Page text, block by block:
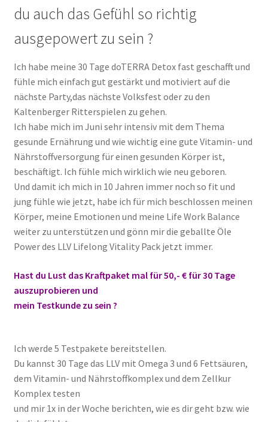
Mein Konto
Probe DUFT Set ätherischer Öle
Shop
Über mich
Versand und Rücksende Konditionen
Warenkorb
Workshops TERMINE
du auch das Gefühl so richtig
ausgepowert zu sein ?
Ich habe meine 30 Tage doTERRA Detox fast geschafft und
fühle mich einfach gut gestärkt und motiviert auf die
nächste Party,das nächste Volksfest oder zu den
Kaltenberger Ritterspielen zu gehen.
Ich habe mich im Juni sehr intensiv mit dem Thema
gesunde Ernährung und wie wichtig eine gute Vitamin- und
Nährstoffversorgung für einen gesunden Körper ist,
beschäftigt. Ich fühle mich wirklich wie neu geboren.
Und damit ich mich in 10 Jahren immer noch so fit und
jung fühle wie jetzt, habe ich für mich beschlossen meinen
Körper, meine Emotionen und meine Life Work Balance
weiter zu unterstützen und gönn mir die geballte Öle
Power des LLV Lifelong Vitality Pack jetzt immer.
Hast du Lust das Kraftpaket mal für 50,- € für 30 Tage
auszuprobieren und
mein Testkunde zu sein ?
Ich werde 5 Testpakete bereitstellen.
Du kannst 30 Tage das LLV mit Omega 3 und 6 Fettsäuren,
dem Vitamin- und Nährstoffkomplex und dem Zellkur
Komplex testen
und mir 1x in der Woche berichten, wie es dir geht bzw. wie